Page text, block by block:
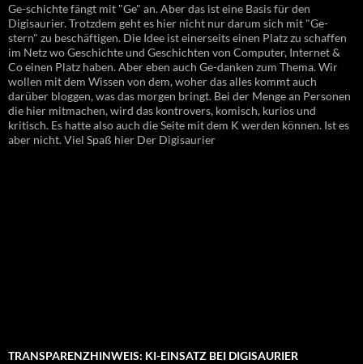
Ge-schichte fängt mit "Ge" an. Aber das ist eine Basis für den
Digisaurier. Trotzdem geht es hier nicht nur darum sich mit "Ge-
stern" zu beschäftigen. Die Idee ist einerseits einen Platz zu schaffen
im Netz wo Geschichte und Geschichten von Computer, Internet &
Co einen Platz haben. Aber eben auch Ge-danken zum Thema. Wir
wollen mit dem Wissen von dem, woher das alles kommt auch
darüber bloggen, was das morgen bringt. Bei der Menge an Personen
die hier mitmachen, wird das kontrovers, komisch, kurios und
kritisch. Es hatte also auch die Seite mit dem K werden können. Ist es
aber nicht. Viel Spaß hier Der Digisaurier
TRANSPARENZHINWEIS: KI-EINSATZ BEI DIGISAURIER